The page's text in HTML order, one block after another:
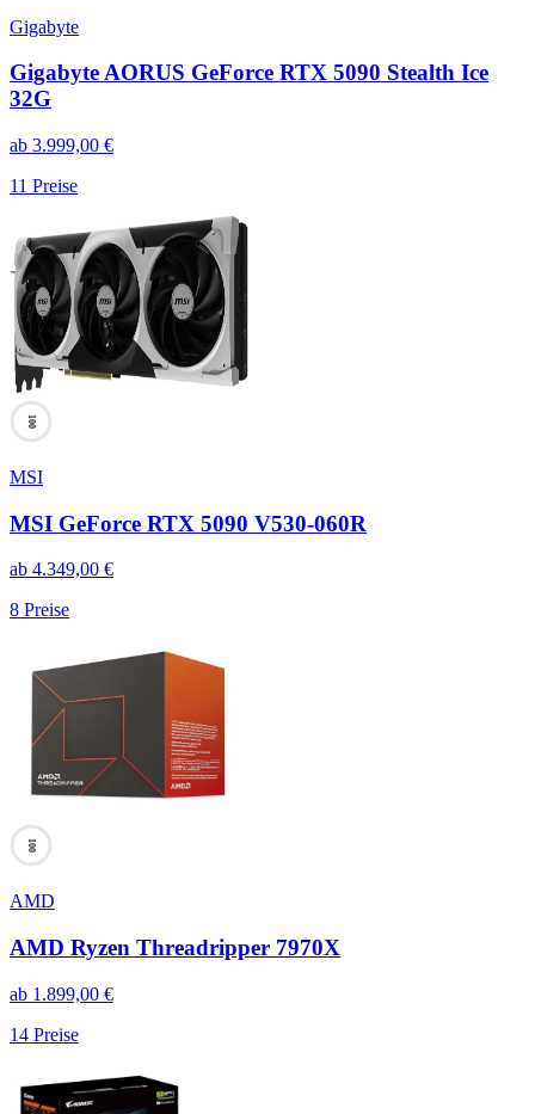
Gigabyte
Gigabyte AORUS GeForce RTX 5090 Stealth Ice
32G
ab 3.999,00 €
11 Preise
100
MSI
MSI GeForce RTX 5090 V530-060R
ab 4.349,00 €
8 Preise
100
AMD
AMD Ryzen Threadripper 7970X
ab 1.899,00 €
14 Preise